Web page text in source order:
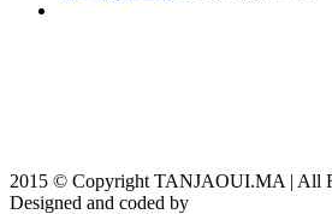
2015 © Copyright TANJAOUI.MA | All
Designed and coded by